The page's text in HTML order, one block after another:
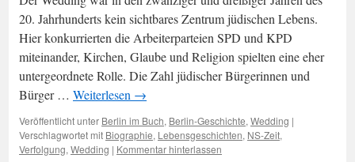
20. Jahrhunderts kein sichtbares Zentrum jüdischen Lebens.
Hier konkurrierten die Arbeiterparteien SPD und KPD
miteinander, Kirchen, Glaube und Religion spielten eine eher
untergeordnete Rolle. Die Zahl jüdischer Bürgerinnen und
Bürger … Weiterlesen →
Veröffentlicht unter Berlin im Buch, Berlin-Geschichte, Wedding |
Verschlagwortet mit Biographie, Lebensgeschichten, NS-Zeit,
Verfolgung, Wedding | Kommentar hinterlassen